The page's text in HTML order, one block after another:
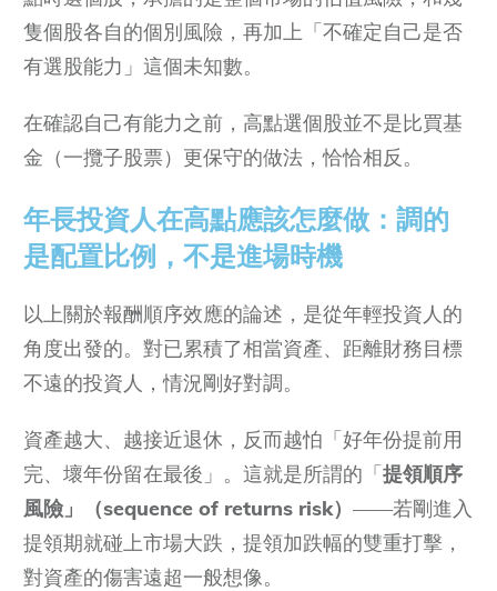
隻個股各自的個別風險，再加上「不確定自己是否
有選股能力」這個未知數。
在確認自己有能力之前，高點選個股並不是比買基
金（一攬子股票）更保守的做法，恰恰相反。
年長投資人在高點應該怎麼做：調的
是配置比例，不是進場時機
以上關於報酬順序效應的論述，是從年輕投資人的
角度出發的。對已累積了相當資產、距離財務目標
不遠的投資人，情況剛好對調。
資產越大、越接近退休，反而越怕「好年份提前用
完、壞年份留在最後」。這就是所謂的「提領順序
風險」（sequence of returns risk） ——若剛進入
提領期就碰上市場大跌，提領加跌幅的雙重打擊，
對資產的傷害遠超一般想像。